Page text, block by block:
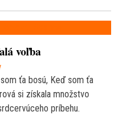
voľba
ťa bosú, Keď som ťa
si získala množstvo
príbehu.